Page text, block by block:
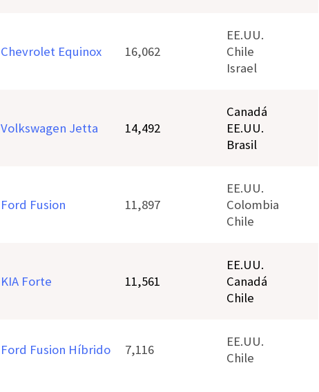
Chevrolet Equinox 16,062
EE.UU.
Chile
Israel
Volkswagen Jetta 14,492
Canadá
EE.UU.
Brasil
Ford Fusion 11,897
EE.UU.
Colombia
Chile
KIA Forte 11,561
EE.UU.
Canadá
Chile
Ford Fusion Híbrido 7,116
EE.UU.
Chile